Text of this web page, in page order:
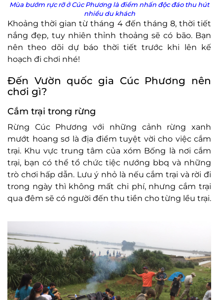
Mùa bướm rực rỡ ở Cúc Phương là điểm nhấn độc đáo thu hút
nhiều du khách
Khoảng thời gian từ tháng 4 đến tháng 8, thời tiết
nắng đẹp, tuy nhiên thỉnh thoảng sẽ có bão. Bạn
nên theo dõi dự báo thời tiết trước khi lên kế
hoạch đi chơi nhé!
Đến Vườn quốc gia Cúc Phương nên
chơi gì?
Cắm trại trong rừng
Rừng Cúc Phương với những cảnh rừng xanh
mướt hoang sơ là địa điểm tuyệt vời cho việc cắm
trại. Khu vực trung tâm của xóm Bống là nơi cắm
trại, bạn có thể tổ chức tiệc nướng bbq và những
trò chơi hấp dẫn. Lưu ý nhỏ là nếu cắm trại và rời đi
trong ngày thì không mất chi phí, nhưng cắm trại
qua đêm sẽ có người đến thu tiền cho từng lều trại.